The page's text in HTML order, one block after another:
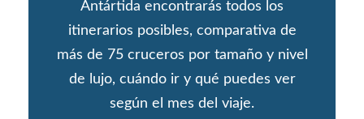
Antártida encontrarás todos los
itinerarios posibles, comparativa de
más de 75 cruceros por tamaño y nivel
de lujo, cuándo ir y qué puedes ver
según el mes del viaje.